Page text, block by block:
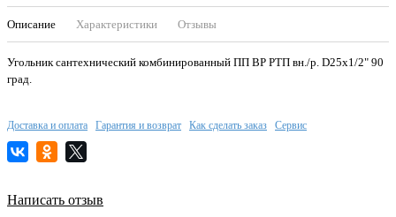
Описание Характеристики Отзывы
Угольник сантехнический комбинированный ПП ВР РТП вн./р. D25х1/2" 90
град.
Доставка и оплата Гарантия и возврат Как сделать заказ Сервис
Написать отзыв